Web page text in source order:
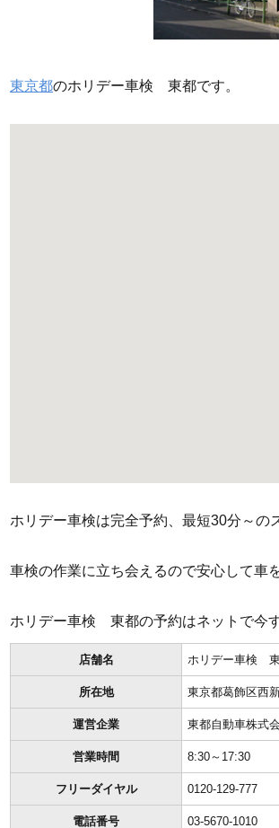
東京都のホリデー車検 東都です。
ホリデー車検は完全予約、最短30分～の
車検の作業に立ち会えるので安心して車
ホリデー車検 東都の予約はネットで今
店舗名 ホリデー車検
所在地 東京都葛飾区西
運営企業 東都自動車株式
営業時間 8:30～17:30
フリーダイヤル 0120-129-777
電話番号 03-5670-1010